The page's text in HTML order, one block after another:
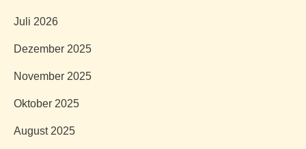
Juli 2026
Dezember 2025
November 2025
Oktober 2025
August 2025